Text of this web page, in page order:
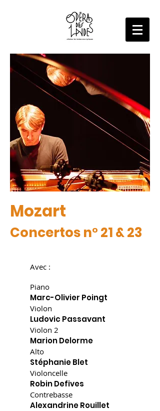
Un dialogue interculturel entre la
musique classique et le Jazz
Mozart
Concertos n° 21 & 23
Avec :
Piano
Marc-Olivier Poingt
Violon
Ludovic Passavant
Violon 2
Marion Delorme
Alto
Stéphanie Blet
Violoncelle
Robin Defives
Contrebasse
Alexandrine Rouillet